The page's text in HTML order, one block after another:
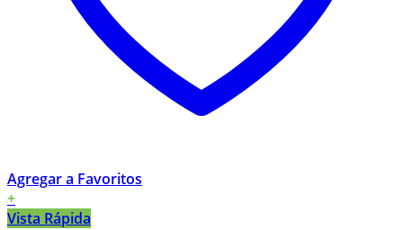
Agregar a Favoritos
+
Vista Rápida